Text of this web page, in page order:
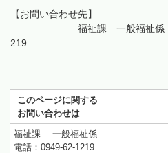
【お問い合わせ先】
福祉課 一般福祉
219
このページに関する
お問い合わせは
福祉課 一般福祉係
電話：0949-62-1219